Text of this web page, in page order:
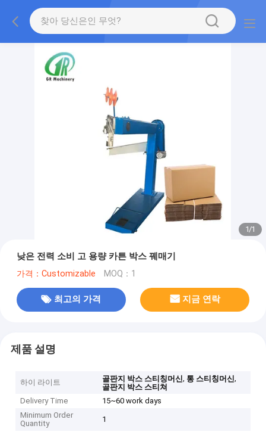
1/1
낮은 전력 소비 고 용량 카튼 박스 꿰매기
가격：Customizable MOQ：1
최고의 가격 지금 연락
제품 설명
하이 라이트 골판지 박스 스티칭머신, 통 스티칭머신,
골판지 박스 스티쳐
Delivery Time
15~60 work days
Minimum Order
Quantity
1